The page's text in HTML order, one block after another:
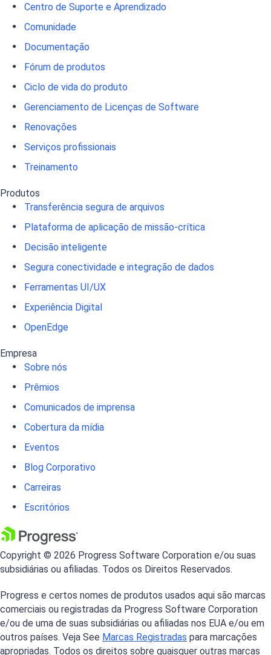
Centro de Suporte e Aprendizado
Comunidade
Documentação
Fórum de produtos
Ciclo de vida do produto
Gerenciamento de Licenças de Software
Renovações
Serviços profissionais
Treinamento
Produtos
Transferência segura de arquivos
Plataforma de aplicação de missão-crítica
Decisão inteligente
Segura conectividade e integração de dados
Ferramentas UI/UX
Experiência Digital
OpenEdge
Empresa
Sobre nós
Prêmios
Comunicados de imprensa
Cobertura da mídia
Eventos
Blog Corporativo
Carreiras
Escritórios
Copyright © 2026 Progress Software Corporation e/ou suas
subsidiárias ou afiliadas. Todos os Direitos Reservados.
Progress e certos nomes de produtos usados aqui são marcas
comerciais ou registradas da Progress Software Corporation
e/ou de uma de suas subsidiárias ou afiliadas nos EUA e/ou em
outros países. Veja See Marcas Registradas para marcações
apropriadas. Todos os direitos sobre quaisquer outras marcas